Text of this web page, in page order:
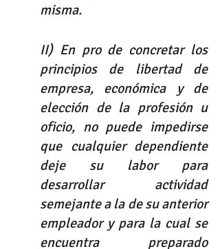
misma.
II) En pro de concretar los
principios de libertad de
empresa, económica y de
elección de la profesión u
oficio, no puede impedirse
que cualquier dependiente
deje su labor para
desarrollar actividad
semejante a la de su anterior
empleador y para la cual se
encuentra preparado